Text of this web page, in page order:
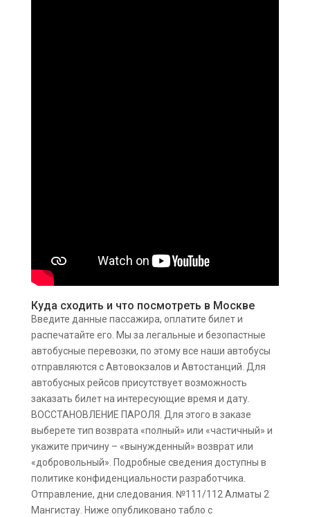
Куда сходить и что посмотреть в Москве
Введите данные пассажира, оплатите билет и
распечатайте его. Мы за легальные и безопастные
автобусные перевозки, по этому все наши автобусы
отправляются с Автовокзалов и Автостанций. Для
автобусных рейсов присутствует возможность
заказать билет на интересующие время и дату.
ВОССТАНОВЛЕНИЕ ПАРОЛЯ. Для этого в заказе
выберете тип возврата «полный» или «частичный» и
укажите причину – «вынужденный» возврат или
«добровольный». Подробные сведения доступны в
политике конфиденциальности разработчика.
Отправление, дни следования. №111/112 Алматы 2
Мангистау. Ниже опубликовано табло с